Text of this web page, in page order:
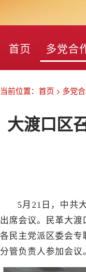
首页 多党合
当前位置： 首页 > 多党
大渡口区
5月21日，中共
出席会议。民革大渡
各民主党派区委会专
分管负责人参加会议